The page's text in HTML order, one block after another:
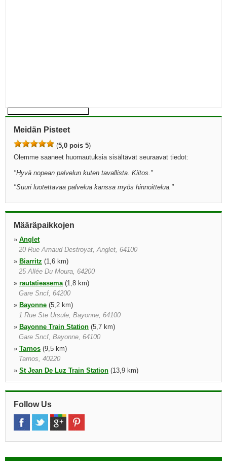
Meidän Pisteet
(5,0 pois 5)
Olemme saaneet huomautuksia sisältävät seuraavat tiedot:
"Hyvä nopean palvelun kuten tavallista. Kiitos. "
"Suuri luotettavaa palvelua kanssa myös hinnoittelua. "
Määräpaikkojen
» Anglet
20 Rue Arnaud Destroyat, Anglet, 64100
» Biarritz (1,6 km)
25 Allée Du Moura, 64200
» rautatieasema(1,8 km)
Gare Sncf, 64200
» Bayonne (5,2 km)
1 Rue Ste Ursule, Bayonne, 64100
» Bayonne Train Station (5,7 km)
Gare Sncf, Bayonne, 64100
» Tarnos (9,5 km)
Tarnos, 40220
» St Jean De Luz Train Station (13,9 km)
Gare Sncf, Saint Jean De Luz, 64500
»Capbreton(19,9 km)
8 Boulevard Des Cigales, 8 Boulevard Des Cigales, Capbreton,
Follow Us